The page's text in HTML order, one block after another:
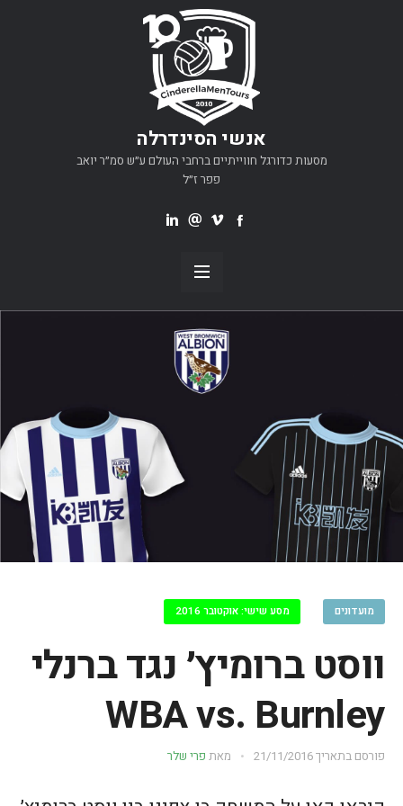
אנשי הסינדרלה
מסעות כדורגל חווייתיים ברחבי העולם ע״ש סמ״ר יואב
פפר ז״ל
מועדונים מסע שישי: אוקטובר 2016
ווסט ברומיץ׳ נגד ברנלי
WBA vs. Burnley
פורסם בתאריך21/11/2016 מאת פרי שלר